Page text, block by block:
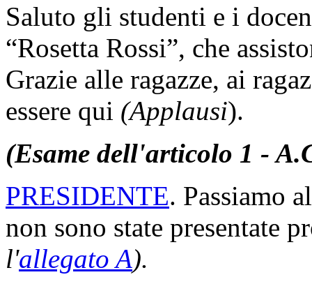
Saluto gli studenti e i
“Rosetta Rossi”, che
Grazie alle ragazze, ai
essere qui (Applausi).
(Esame dell'articolo 1 -
PRESIDENTE. Passiamo
non sono state presentate
l'allegato A).